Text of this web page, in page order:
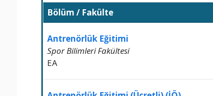
Bölüm / Fakülte
Antrenörlük Eğitimi
Spor Bilimleri Fakültesi
EA